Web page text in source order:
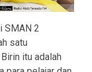
SMAN 2
satu
itu adalah